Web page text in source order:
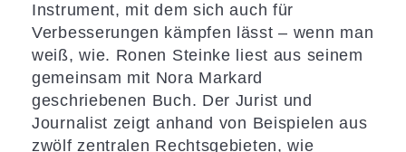
Instrument, mit dem sich auch für
Verbesserungen kämpfen lässt – wenn man
weiß, wie. Ronen Steinke liest aus seinem
gemeinsam mit Nora Markard
geschriebenen Buch. Der Jurist und
Journalist zeigt anhand von Beispielen aus
zwölf zentralen Rechtsgebieten, wie